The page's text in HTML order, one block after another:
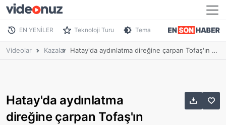
EN YENİLER Teknoloji Turu Tema
Videolar Kazalar Hatay'da aydınlatma direğine çarpan Tofaş'ın sürücüsü hayatını kaybetii
Hatay'da aydınlatma
direğine çarpan Tofaş'ın